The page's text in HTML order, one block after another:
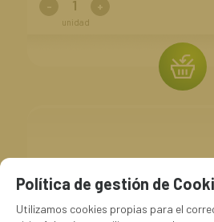
- +
unidad
Política de gestión de
Utilizamos cookies propias para el